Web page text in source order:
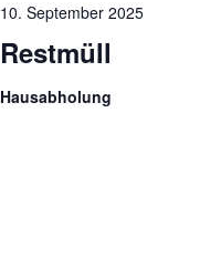
Restmüll
10. September 2025
Hausabholung